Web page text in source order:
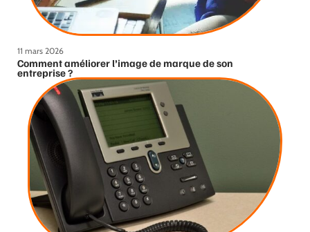
11 mars 2026
Comment améliorer l’image de marque de son
entreprise ?